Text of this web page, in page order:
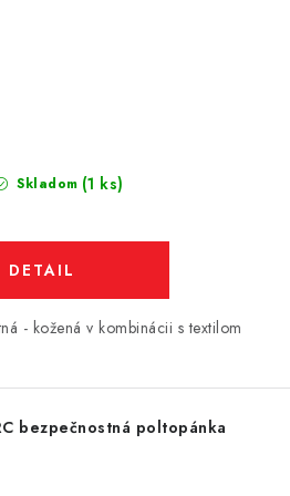
Skladom (1 ks)
DETAIL
- kožená v kombinácii s textilom
bezpečnostná poltopánka